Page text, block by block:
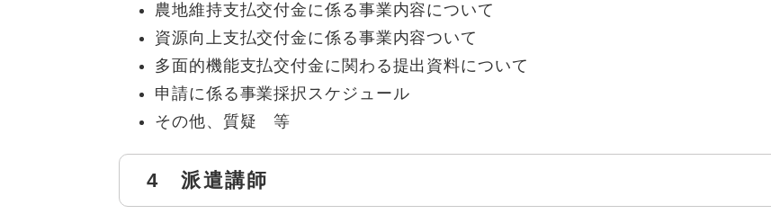
農地維持支払交付金に係る事業内容について
資源向上支払交付金に係る事業内容ついて
多面的機能支払交付金に関わる提出資料について
申請に係る事業採択スケジュール
その他、質疑 等
4 派遣講師